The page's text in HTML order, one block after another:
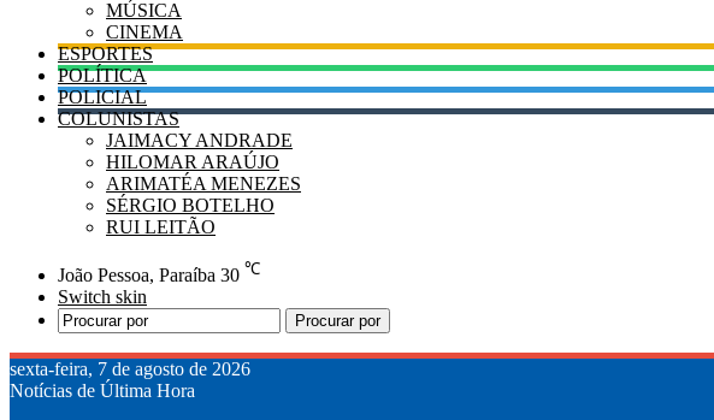
MÚSICA
CINEMA
ESPORTES
POLÍTICA
POLICIAL
COLUNISTAS
JAIMACY ANDRADE
HILOMAR ARAÚJO
ARIMATÉA MENEZES
SÉRGIO BOTELHO
RUI LEITÃO
João Pessoa, Paraíba 30 ℃
Switch skin
Procurar por
sexta-feira, 7 de agosto de 2026
Notícias de Última Hora